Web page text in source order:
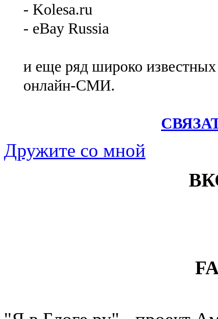
- Kolesa.ru
- eBay Russia
и еще ряд широко
онлайн-СМИ.
Дружите со мной